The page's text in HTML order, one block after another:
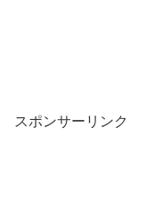
スポンサーリンク